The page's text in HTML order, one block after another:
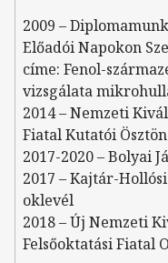
2009 –
Előadói Napokon
címe: Fenol-
vizsgálata
2014 – Nemzeti
Fiatal Kutatói
2017-2020 – Bolyai
2017 – Kajtár-
oklevél
2018 – Új Nemzeti
Felsőoktatási Fiatal